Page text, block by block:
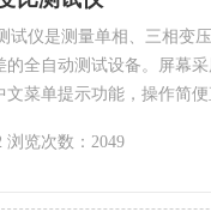
试仪是测量单相、三相变
的全自动测试设备。屏幕
文菜单提示功能，操作简
浏览次数：2049